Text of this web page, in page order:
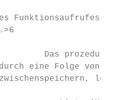
Funktionsaufrufes
Das
eine Folge von